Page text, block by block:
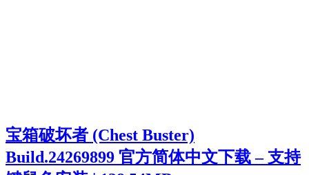
宝箱破坏者 (Chest Buster)
Build.24269899 官方简体中文下载 – 支持